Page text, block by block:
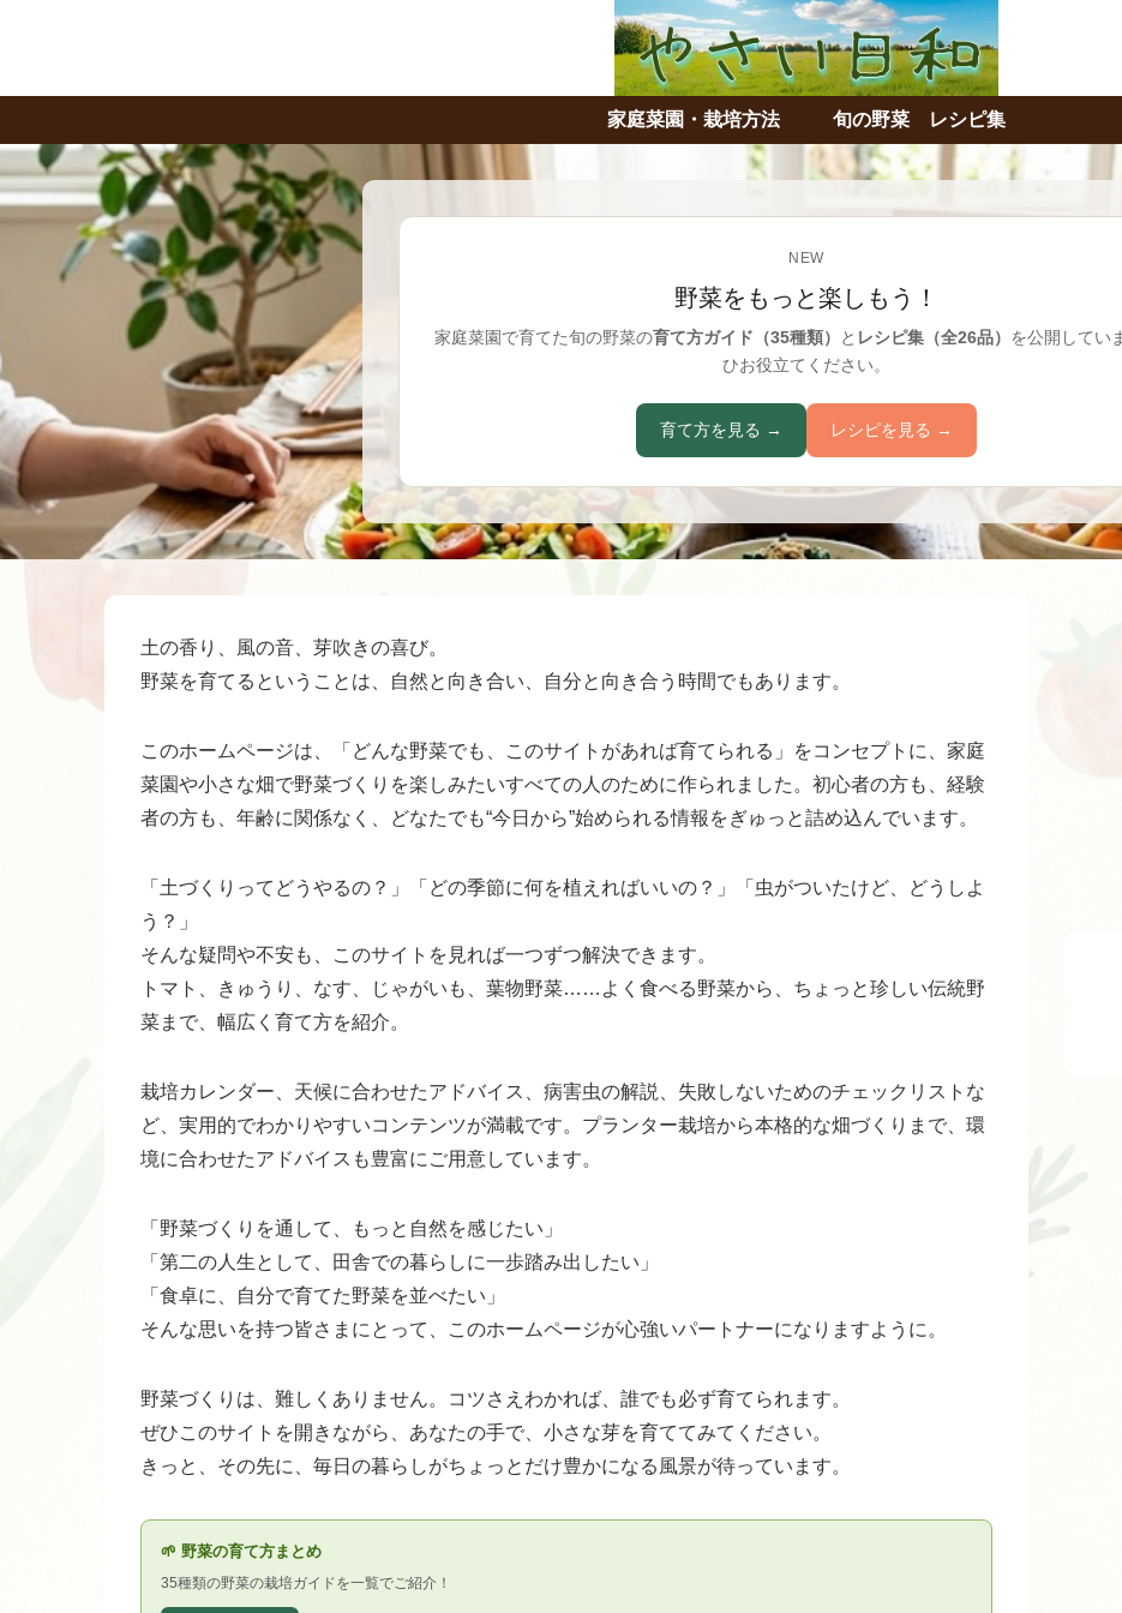
家庭菜園・栽培方法 旬の野菜 レシピ集
NEW
野菜をもっと楽しもう！
家庭菜園で育てた旬の野菜の育て方ガイド（35種類） と レシピ集（全26品） を公開してい
ひお役立てください。
育て方を見る → レシピを見る →
土の香り、風の音、芽吹きの喜び。
野菜を育てるということは、自然と向き合い、自分と向き合う時間でもあります。
このホームページは、「どんな野菜でも、このサイトがあれば育てられる」をコンセプトに、家庭
菜園や小さな畑で野菜づくりを楽しみたいすべての人のために作られました。初心者の方も、経験
者の方も、年齢に関係なく、どなたでも“今日から”始められる情報をぎゅっと詰め込んでいます。
「土づくりってどうやるの？」「どの季節に何を植えればいいの？」「虫がついたけど、どうしよ
う？」
そんな疑問や不安も、このサイトを見れば一つずつ解決できます。
トマト、きゅうり、なす、じゃがいも、葉物野菜……よく食べる野菜から、ちょっと珍しい伝統野
菜まで、幅広く育て方を紹介。
栽培カレンダー、天候に合わせたアドバイス、病害虫の解説、失敗しないためのチェックリストな
ど、実用的でわかりやすいコンテンツが満載です。プランター栽培から本格的な畑づくりまで、環
境に合わせたアドバイスも豊富にご用意しています。
「野菜づくりを通して、もっと自然を感じたい」
「第二の人生として、田舎での暮らしに一歩踏み出したい」
「食卓に、自分で育てた野菜を並べたい」
そんな思いを持つ皆さまにとって、このホームページが心強いパートナーになりますように。
野菜づくりは、難しくありません。コツさえわかれば、誰でも必ず育てられます。
ぜひこのサイトを開きながら、あなたの手で、小さな芽を育ててみてください。
きっと、その先に、毎日の暮らしがちょっとだけ豊かになる風景が待っています。
🌱 野菜の育て方まとめ
35種類の野菜の栽培ガイドを一覧でご紹介！